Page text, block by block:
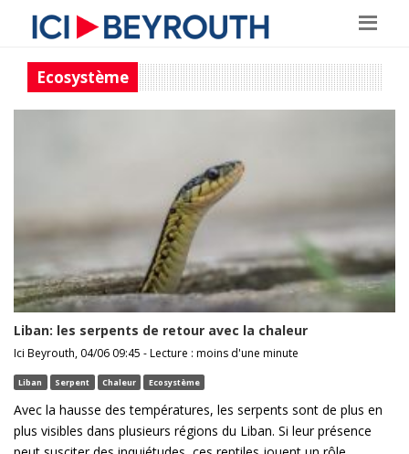
Ecosystème
Liban: les serpents de retour avec la chaleur
Ici Beyrouth, 04/06 09:45 - Lecture : moins d'une minute
Liban Serpent Chaleur Ecosystème
Avec la hausse des températures, les serpents sont de plus en
plus visibles dans plusieurs régions du Liban. Si leur présence